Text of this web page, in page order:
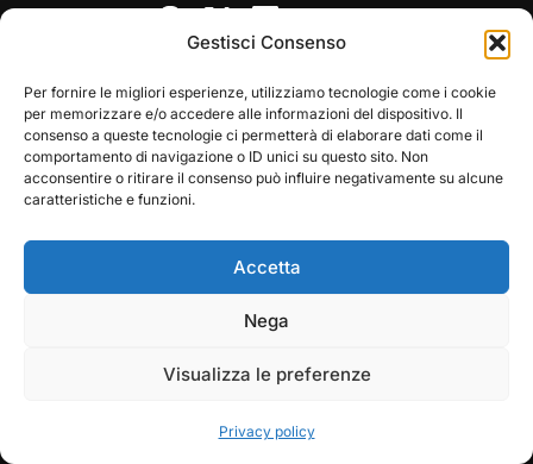
Gestisci Consenso
Per fornire le migliori esperienze, utilizziamo tecnologie come i cookie
per memorizzare e/o accedere alle informazioni del dispositivo. Il
consenso a queste tecnologie ci permetterà di elaborare dati come il
comportamento di navigazione o ID unici su questo sito. Non
acconsentire o ritirare il consenso può influire negativamente su alcune
caratteristiche e funzioni.
Accetta
Nega
Visualizza le preferenze
Privacy policy
Copyright © 2026 — Frasassi Climbing Festival. All
Designed byWPZOOM